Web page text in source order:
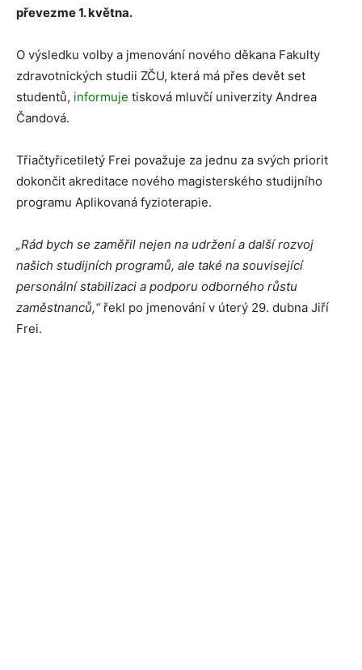
převezme 1. května.
O výsledku volby a jmenování nového děkana Fakulty
zdravotnických studii ZČU, která má přes devět set
studentů, informuje tisková mluvčí univerzity Andrea
Čandová.
Třiačtyřicetiletý Frei považuje za jednu za svých priorit
dokončit akreditace nového magisterského studijního
programu Aplikovaná fyzioterapie.
„Rád bych se zaměřil nejen na udržení a další rozvoj
našich studijních programů, ale také na související
personální stabilizaci a podporu odborného růstu
zaměstnanců,“ řekl po jmenování v úterý 29. dubna Jiří
Frei.